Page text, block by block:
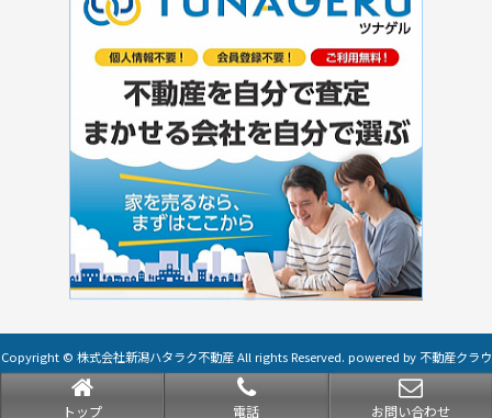
トップ 電話 お問い合わせ
Copyright © 株式会社新潟ハタラク不動産 All rights Reserved. powered by 不動産クラウ
ドオフィス